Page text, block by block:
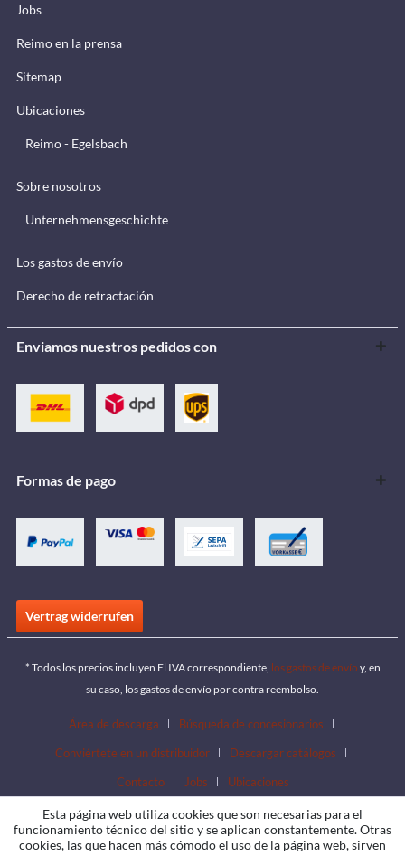
Jobs
Reimo en la prensa
Sitemap
Ubicaciones
Reimo - Egelsbach
Sobre nosotros
Unternehmensgeschichte
Los gastos de envío
Derecho de retractación
Enviamos nuestros pedidos con
Formas de pago
Vertrag widerrufen
* Todos los precios incluyen El IVA correspondiente, los gastos de envío y, en
su caso, los gastos de envío por contra reembolso.
Área de descarga
Búsqueda de concesionarios
Conviértete en un distribuidor
Descargar catálogos
Contacto
Jobs Ubicaciones
Esta página web utiliza cookies que son necesarias para el
funcionamiento técnico del sitio y se aplican constantemente. Otras
cookies, las que hacen más cómodo el uso de la página web, sirven